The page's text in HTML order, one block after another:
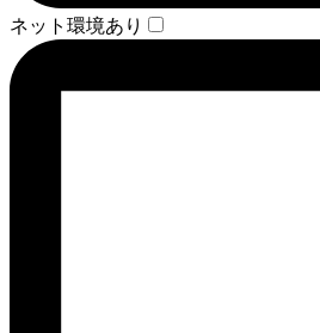
ネット環境あり